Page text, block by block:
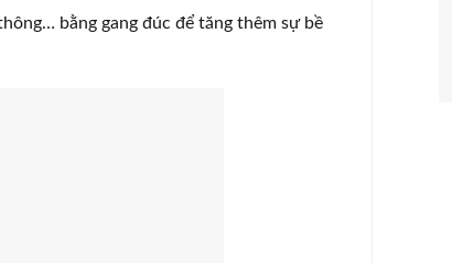
bằng gang đúc để tăng thêm sự bề